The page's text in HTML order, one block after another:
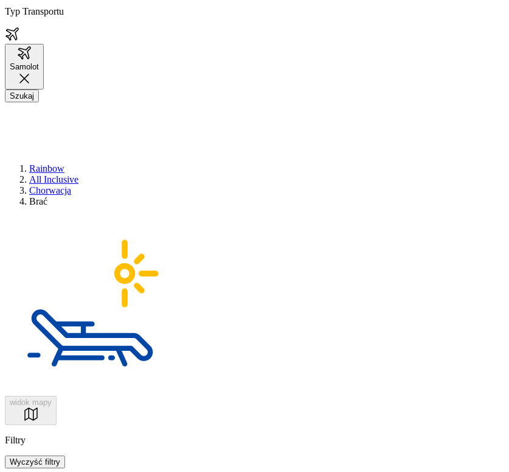
Typ Transportu
Samolot
Szukaj
Rainbow
All Inclusive
Chorwacja
Brać
widok mapy
Filtry
Wyczyść filtry